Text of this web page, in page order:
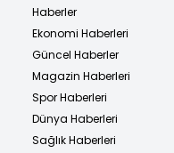
Haberler
Ekonomi Haberleri
Güncel Haberler
Magazin Haberleri
Spor Haberleri
Dünya Haberleri
Sağlık Haberleri